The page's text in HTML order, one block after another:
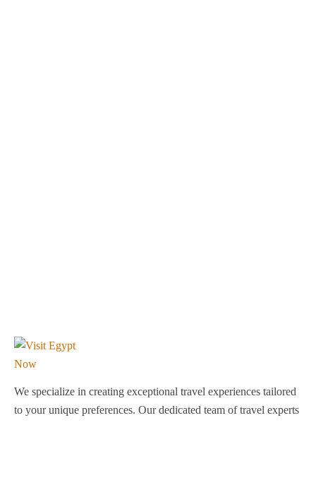
We specialize in creating exceptional travel experiences tailored
to your unique preferences. Our dedicated team of travel experts